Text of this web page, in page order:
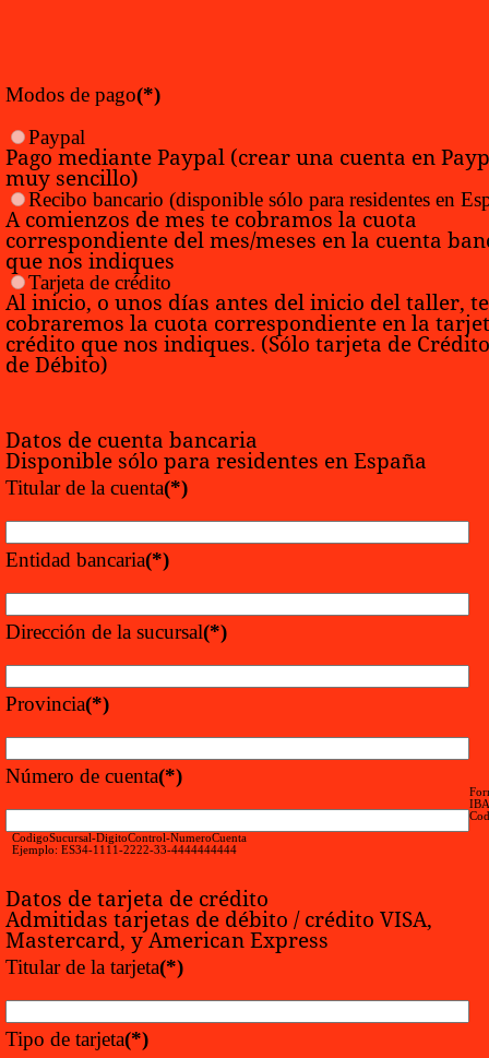
Modos de pago(*)
Paypal
Pago mediante Paypal (crear una cuenta en
muy sencillo)
Recibo bancario (disponible sólo para residentes en
A comienzos de mes te cobramos la cuota
correspondiente del mes/meses en la cuenta
que nos indiques
Tarjeta de crédito
Al inicio, o unos días antes del inicio del taller, te
cobraremos la cuota correspondiente en la
crédito que nos indiques. (Sólo tarjeta de
de Débito)
Datos de cuenta bancaria
Disponible sólo para residentes en España
Titular de la cuenta(*)
Entidad bancaria(*)
Dirección de la sucursal(*)
Provincia(*)
Número de cuenta(*)
CodigoSucursal-DigitoControl-NumeroCuenta
Ejemplo: ES34-1111-2222-33-4444444444
Datos de tarjeta de crédito
Admitidas tarjetas de débito / crédito VISA,
Mastercard, y American Express
Titular de la tarjeta(*)
Tipo de tarjeta(*)